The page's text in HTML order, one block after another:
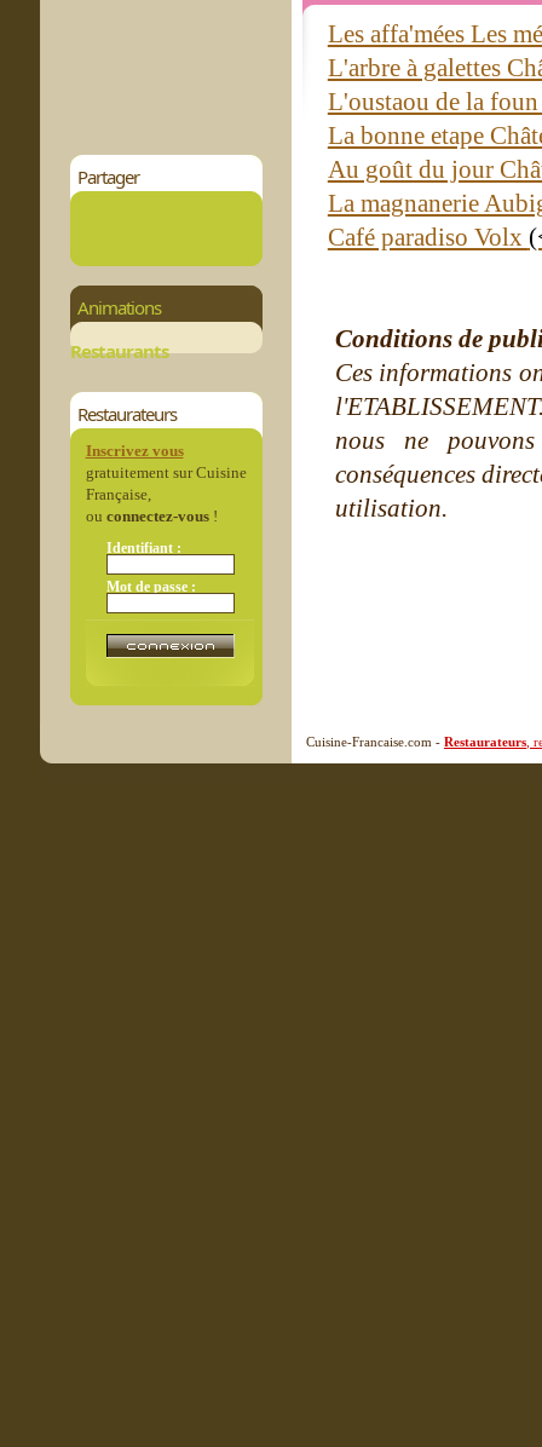
Partager
Animations
Restaurants
Restaurateurs
Inscrivez vous
gratuitement sur Cuisine
Française,
ou connectez-vous!
Identifiant :
Mot de passe :
Les affa'mées Les
L'arbre à galettes
L'oustaou de la
La bonne etape
Au goût du jour
La magnanerie
Café paradiso Volx
Conditions de
Ces informations
nous ne
conséquences
utilisation.
Cuisine-Francaise.com - Restaurateurs ,